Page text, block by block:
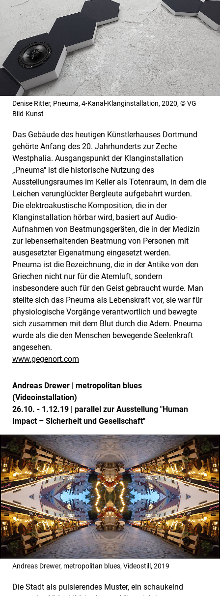
Denise Ritter, Pneuma, 4-Kanal-Klanginstallation, 2020, © VG
Bild-Kunst
Das Gebäude des heutigen Künstlerhauses Dortmund
gehörte Anfang des 20. Jahrhunderts zur Zeche
Westphalia. Ausgangspunkt der Klanginstallation
„Pneuma" ist die historische Nutzung des
Ausstellungsraumes im Keller als Totenraum, in dem die
Leichen verunglückter Bergleute aufgebahrt wurden.
Die elektroakustische Komposition, die in der
Klanginstallation hörbar wird, basiert auf Audio-
Aufnahmen von Beatmungsgeräten, die in der Medizin
zur lebenserhaltenden Beatmung von Personen mit
ausgesetzter Eigenatmung eingesetzt werden.
Pneuma ist die Bezeichnung, die in der Antike von den
Griechen nicht nur für die Atemluft, sondern
insbesondere auch für den Geist gebraucht wurde. Man
stellte sich das Pneuma als Lebenskraft vor, sie war für
physiologische Vorgänge verantwortlich und bewegte
sich zusammen mit dem Blut durch die Adern. Pneuma
wurde als die den Menschen bewegende Seelenkraft
angesehen.
www.gegenort.com
Andreas Drewer | metropolitan blues
(Videoinstallation)
26.10. - 1.12.19 | parallel zur Ausstellung "Human
Impact – Sicherheit und Gesellschaft"
Andreas Drewer, metropolitan blues, Videostill, 2019
Die Stadt als pulsierendes Muster, ein schaukelnd